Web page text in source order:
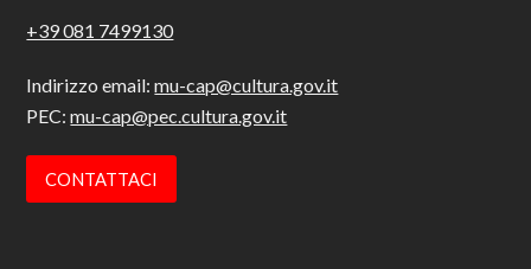
+39 081 7499130
Indirizzo email:mu-cap@cultura.gov.it
PEC:mu-cap@pec.cultura.gov.it
CONTATTACI